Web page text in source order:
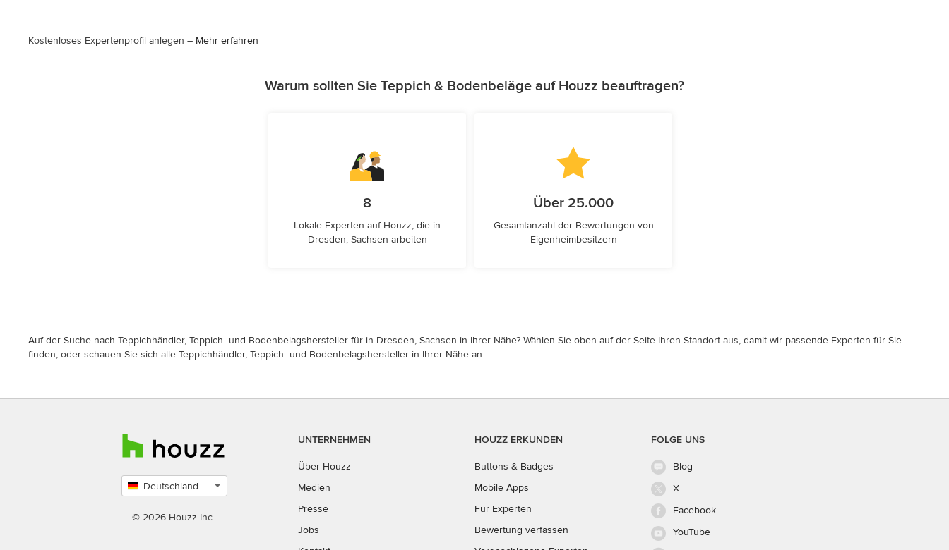
Kostenloses Expertenprofil anlegen – Mehr erfahren
Warum sollten Sie Teppich & Bodenbeläge auf Houzz beauftragen?
8
Lokale Experten auf Houzz, die in
Dresden, Sachsen arbeiten
Über 25.000
Gesamtanzahl der Bewertungen von
Eigenheimbesitzern
Auf der Suche nach Teppichhändler, Teppich- und Bodenbelagshersteller für in Dresden, Sachsen in Ihrer Nähe? Wählen Sie oben auf der Seite Ihren Standort aus, damit wir passende Experten für Sie
finden, oder schauen Sie sich alle Teppichhändler, Teppich- und Bodenbelagshersteller in Ihrer Nähe an.
Deutschland
auswählen
© 2026 Houzz Inc.
UNTERNEHMEN
Über Houzz
Medien
Presse
Jobs
HOUZZ ERKUNDEN
Buttons & Badges
Mobile Apps
Für Experten
Bewertung verfassen
FOLGE UNS
Blog
X
Facebook
YouTube